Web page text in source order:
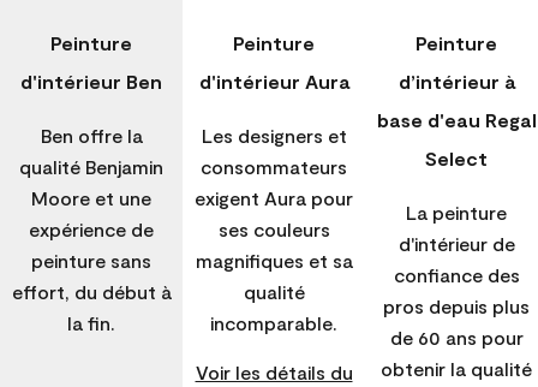
Peinture
d'intérieur Ben
Ben offre la
qualité Benjamin
Moore et une
expérience de
peinture sans
effort, du début à
la fin.
Peinture
d'intérieur Aura
Les designers et
consommateurs
exigent Aura pour
ses couleurs
magnifiques et sa
qualité
incomparable.
Voir les détails du
Peinture
d’intérieur à
base d'eau Regal
Select
La peinture
d'intérieur de
confiance des
pros depuis plus
de 60 ans pour
obtenir la qualité